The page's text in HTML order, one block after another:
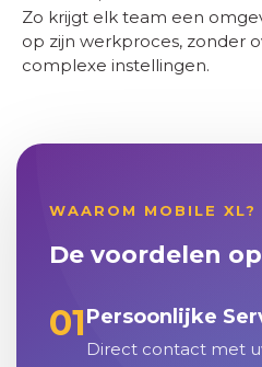
Zo krijgt elk team een
op zijn werkproces, zonder
complexe instellingen.
WAAROM MOBILE XL?
De voordelen
01Persoonlijke
Direct contact met